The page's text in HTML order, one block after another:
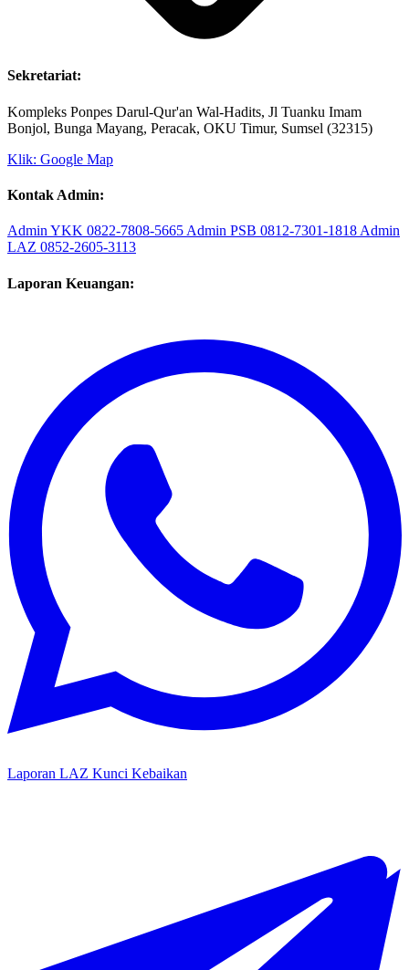
Sekretariat:
Kompleks Ponpes Darul-Qur'an Wal-Hadits, Jl Tuanku Imam
Bonjol, Bunga Mayang, Peracak, OKU Timur, Sumsel (32315)
Klik: Google Map
Kontak Admin:
Admin YKK 0822-7808-5665 Admin PSB 0812-7301-1818 Admin
LAZ 0852-2605-3113
Laporan Keuangan:
Laporan LAZ Kunci Kebaikan